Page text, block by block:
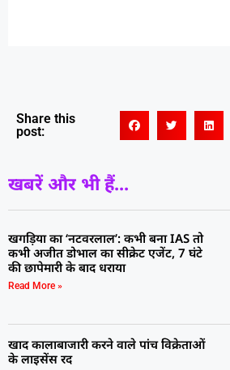
Share this
post:
खबरें और भी हैं...
खगड़िया का ‘नटवरलाल’: कभी बना IAS तो
कभी अजीत डोभाल का सीक्रेट एजेंट, 7 घंटे
की छापेमारी के बाद धराया
Read More »
खाद कालाबाजारी करने वाले पांच विक्रेताओं
के लाइसेंस रद